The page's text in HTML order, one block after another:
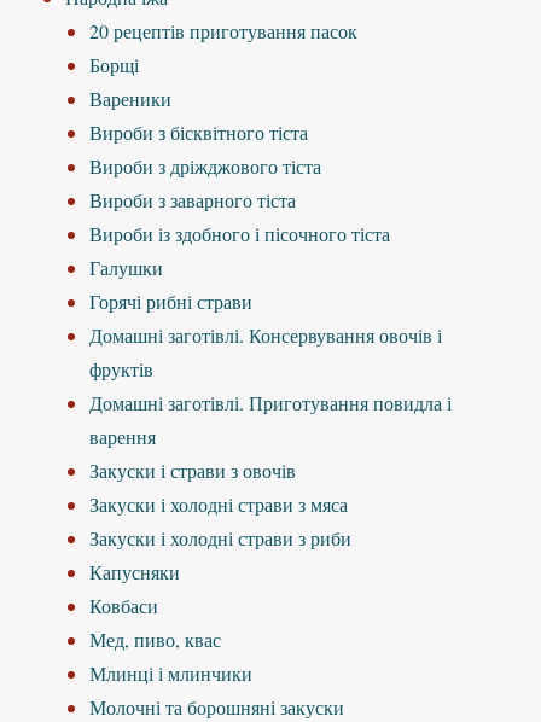
20 рецептів приготування пасок
Борщі
Вареники
Вироби з бісквітного тіста
Вироби з дріжджового тіста
Вироби з заварного тіста
Вироби із здобного і пісочного тіста
Галушки
Горячі рибні страви
Домашні заготівлі. Консервування овочів і
фруктів
Домашні заготівлі. Приготування повидла і
варення
Закуски і страви з овочів
Закуски і холодні страви з мяса
Закуски і холодні страви з риби
Капусняки
Ковбаси
Мед, пиво, квас
Млинці і млинчики
Молочні та борошняні закуски